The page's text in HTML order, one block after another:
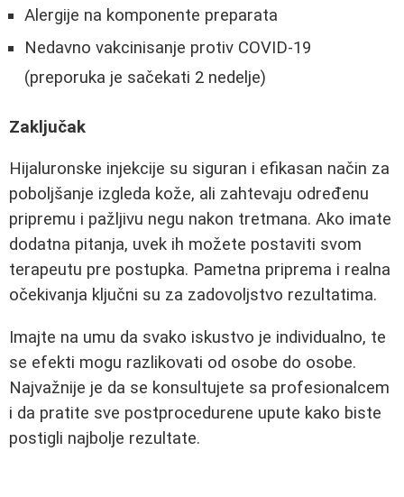
Alergije na komponente preparata
Nedavno vakcinisanje protiv COVID-19
(preporuka je sačekati 2 nedelje)
Zaključak
Hijaluronske injekcije su siguran i efikasan način za
poboljšanje izgleda kože, ali zahtevaju određenu
pripremu i pažljivu negu nakon tretmana. Ako imate
dodatna pitanja, uvek ih možete postaviti svom
terapeutu pre postupka. Pametna priprema i realna
očekivanja ključni su za zadovoljstvo rezultatima.
Imajte na umu da svako iskustvo je individualno, te
se efekti mogu razlikovati od osobe do osobe.
Najvažnije je da se konsultujete sa profesionalcem
i da pratite sve postprocedurene upute kako biste
postigli najbolje rezultate.